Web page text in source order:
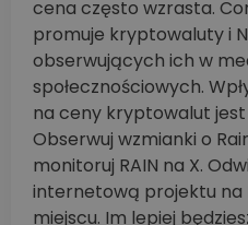
cena często wzrasta.
promuje kryptowaluty i
obserwujących ich w
społecznościowych.
na ceny kryptowalut
Obserwuj wzmianki o
monitoruj RAIN na X.
internetową projektu na
miejscu. Im lepiej